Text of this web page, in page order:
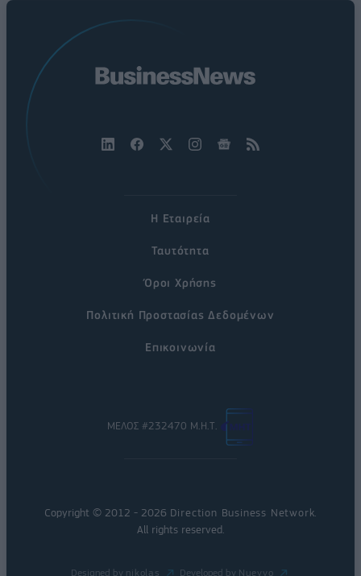
Η Εταιρεία
Ταυτότητα
Όροι Χρήσης
Πολιτική Προστασίας Δεδομένων
Επικοινωνία
ΜΕΛΟΣ #232470 Μ.Η.Τ.
Copyright © 2012 - 2026 Direction Business Network.
All rights reserved.
Designed by nikolas Developed by Nuevvo